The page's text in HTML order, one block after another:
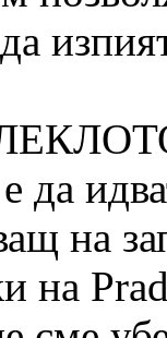
да
на
на